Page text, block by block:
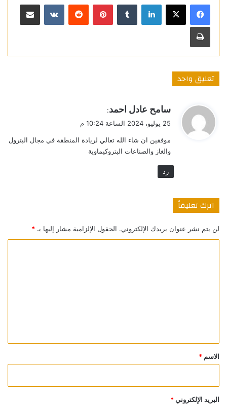
لينكدإن بينتيريست مشاركة عبر البريد
طباعة
تعليق واحد
ي
ل
سامح عادل احمد:
25 يوليو، 2024 الساعة 10:24 م
موفقين ان شاء الله تعالي لريادة المنطقة في مجال البترول
والغاز والصناعات البتروكيماوية
رد
اترك تعليقاً
لن يتم نشر عنوان بريدك الإلكتروني. الحقول الإلزامية مشار إليها بـ *
*
الاسم *
البريد الإلكتروني*